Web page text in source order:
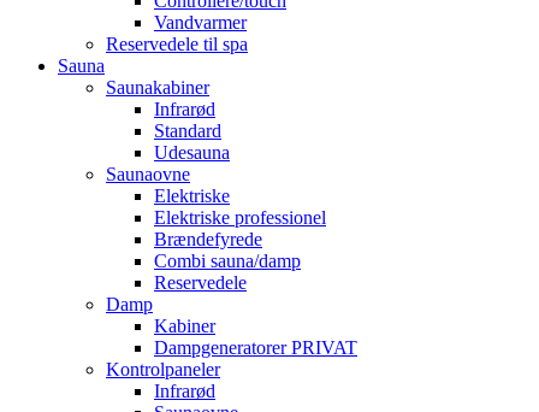
Vandvarmer
Reservedele til spa
Sauna
Saunakabiner
Infrarød
Standard
Udesauna
Saunaovne
Elektriske
Elektriske professionel
Brændefyrede
Combi sauna/damp
Reservedele
Damp
Kabiner
Dampgeneratorer PRIVAT
Kontrolpaneler
Infrarød